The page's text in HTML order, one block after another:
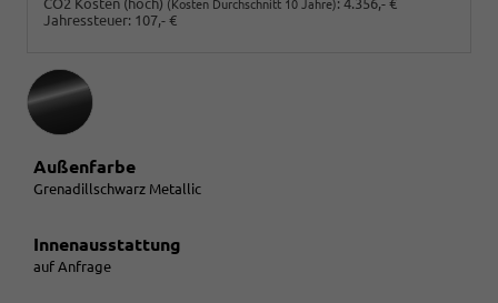
CO2 Kosten (hoch) (Kosten Durchschnitt 10 Jahre): 4.356,- €
Jahressteuer: 107,- €
Außenfarbe
Grenadillschwarz Metallic
Innenausstattung
auf Anfrage